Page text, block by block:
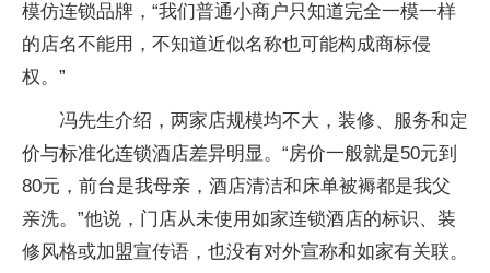
模仿连锁品牌，“我们普通小商户只知道完全一模一样
的店名不能用，不知道近似名称也可能构成商标侵
权。”
冯先生介绍，两家店规模均不大，装修、服务和定
价与标准化连锁酒店差异明显。“房价一般就是50元到
80元，前台是我母亲，酒店清洁和床单被褥都是我父
亲洗。”他说，门店从未使用如家连锁酒店的标识、装
修风格或加盟宣传语，也没有对外宣称和如家有关联。